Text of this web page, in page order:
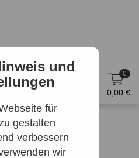
und
für
gestalten
verbessern
wir
0
0,00 €